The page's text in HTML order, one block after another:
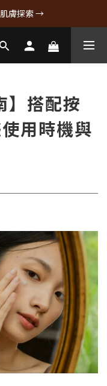
膚探索 →
】搭配按
用時機與